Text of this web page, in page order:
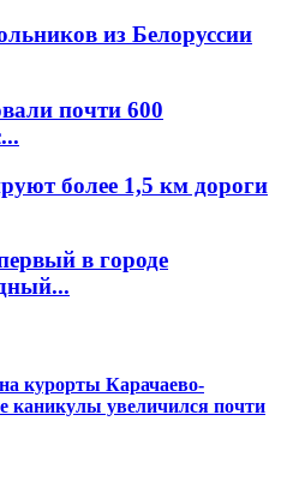
из Белоруссии
почти 600
более 1,5 км дороги
в городе
курорты Карачаево-
каникулы увеличился почти